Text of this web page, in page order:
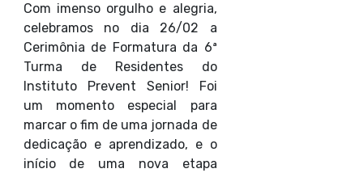
Com imenso orgulho e alegria,
celebramos no dia 26/02 a
Cerimônia de Formatura da 6ª
Turma de Residentes do
Instituto Prevent Senior! Foi
um momento especial para
marcar o fim de uma jornada de
dedicação e aprendizado, e o
início de uma nova etapa